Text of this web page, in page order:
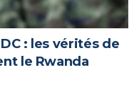
: les vérités de
le Rwanda